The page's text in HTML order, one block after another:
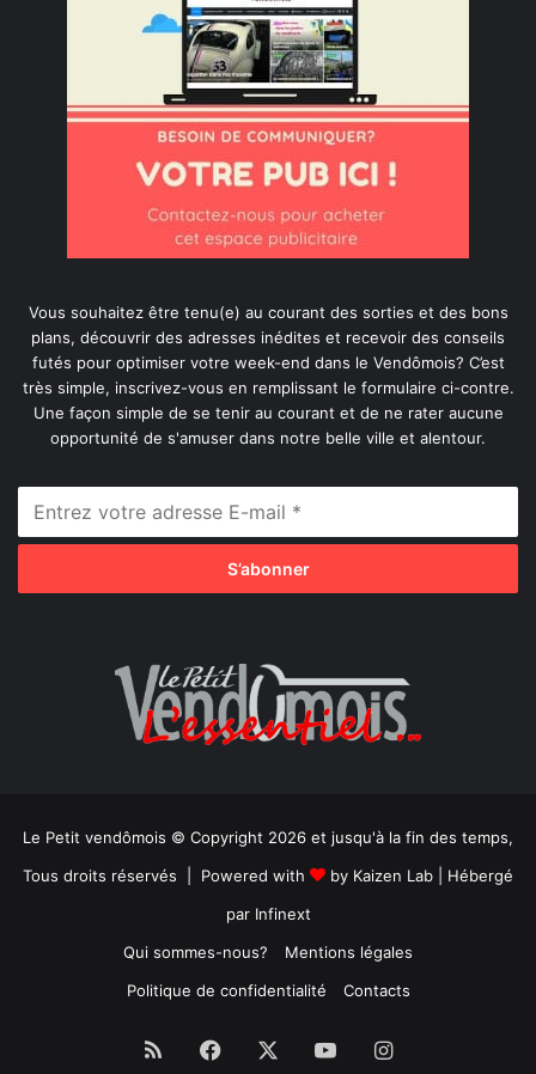
Vous souhaitez être tenu(e) au courant des sorties et des bons
plans, découvrir des adresses inédites et recevoir des conseils
futés pour optimiser votre week-end dans le Vendômois? C’est
très simple, inscrivez-vous en remplissant le formulaire ci-contre.
Une façon simple de se tenir au courant et de ne rater aucune
opportunité de s'amuser dans notre belle ville et alentour.
Le Petit vendômois © Copyright 2026 et jusqu'à la fin des temps,
Tous droits réservés | Powered with
by Kaizen Lab | Hébergé
par Infinext
Qui sommes-nous?
Mentions légales
Politique de confidentialité
Contacts
RSS Facebook YouTubeInstagram